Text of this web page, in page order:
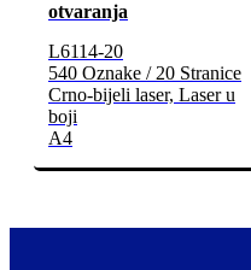
otvaranja
L6114-20
540 Oznake / 20 Stranice
Crno-bijeli laser, Laser u
boji
A4